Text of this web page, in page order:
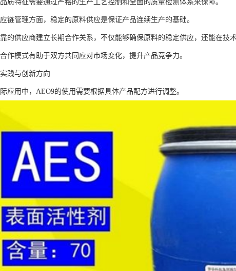
质特征需要通过严格的生产工艺控制和全面的质量检测体系来保障。
链管理方面，稳定的原料供应是保证产品连续生产的基础。
的供应商建立长期合作关系，不仅能够确保原料的稳定供应，还能在技
作模式有助于双方共同应对市场变化，提升产品竞争力。
践与创新方向
应用中，AEO9的使用需要根据具体产品配方进行调整。